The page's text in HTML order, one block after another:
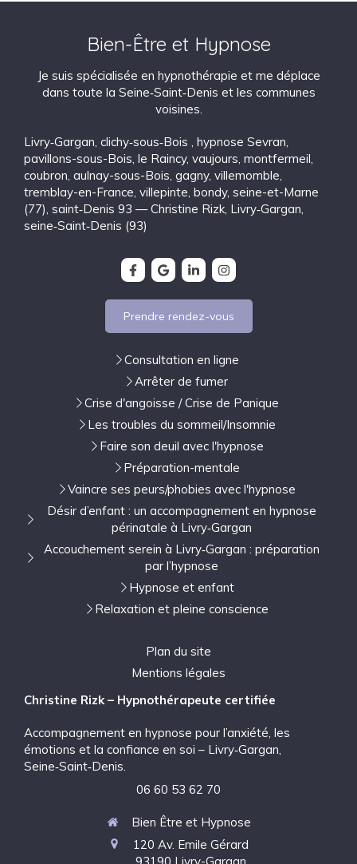
Bien-Être et Hypnose
Je suis spécialisée en hypnothérapie et me déplace
dans toute la Seine‑Saint‑Denis et les communes
voisines.
Livry‑Gargan, clichy‑sous‑Bois , hypnose Sevran,
pavillons-sous-Bois, le Raincy, vaujours, montfermeil,
coubron, aulnay-sous-Bois, gagny, villemomble,
tremblay-en-France, villepinte, bondy, seine-et-Marne
(77), saint‑Denis 93 — Christine Rizk, Livry‑Gargan,
seine‑Saint‑Denis (93)
Prendre rendez-vous
Consultation en ligne
Arrêter de fumer
Crise d'angoisse / Crise de Panique
Les troubles du sommeil/Insomnie
Faire son deuil avec l'hypnose
Préparation-mentale
Vaincre ses peurs/phobies avec l'hypnose
Désir d’enfant : un accompagnement en hypnose
périnatale à Livry‑Gargan
Accouchement serein à Livry‑Gargan : préparation
par l’hypnose
Hypnose et enfant
Relaxation et pleine conscience
Plan du site
Mentions légales
Christine Rizk – Hypnothérapeute certifiée
Accompagnement en hypnose pour l’anxiété, les
émotions et la confiance en soi – Livry‑Gargan,
Seine‑Saint‑Denis.
06 60 53 62 70
Bien Être et Hypnose
120 Av. Emile Gérard
93190 Livry-Gargan